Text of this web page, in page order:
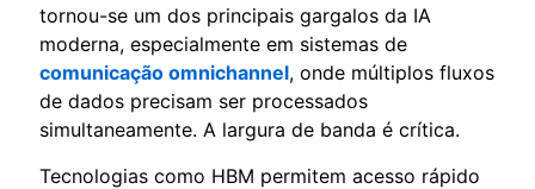
tornou-se um dos principais gargalos da IA
moderna, especialmente em sistemas de
comunicação omnichannel, onde múltiplos fluxos
de dados precisam ser processados
simultaneamente. A largura de banda é crítica.
Tecnologias como HBM permitem acesso rápido